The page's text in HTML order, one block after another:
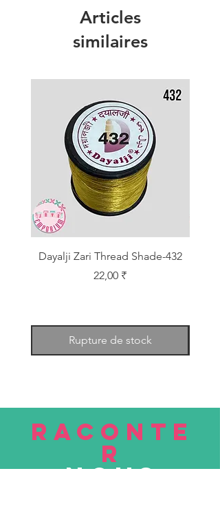
Articles
similaires
Dayalji Zari Thread Shade-432
Prix
22,00 ₹
Rupture de stock
RACONTE
R
nous